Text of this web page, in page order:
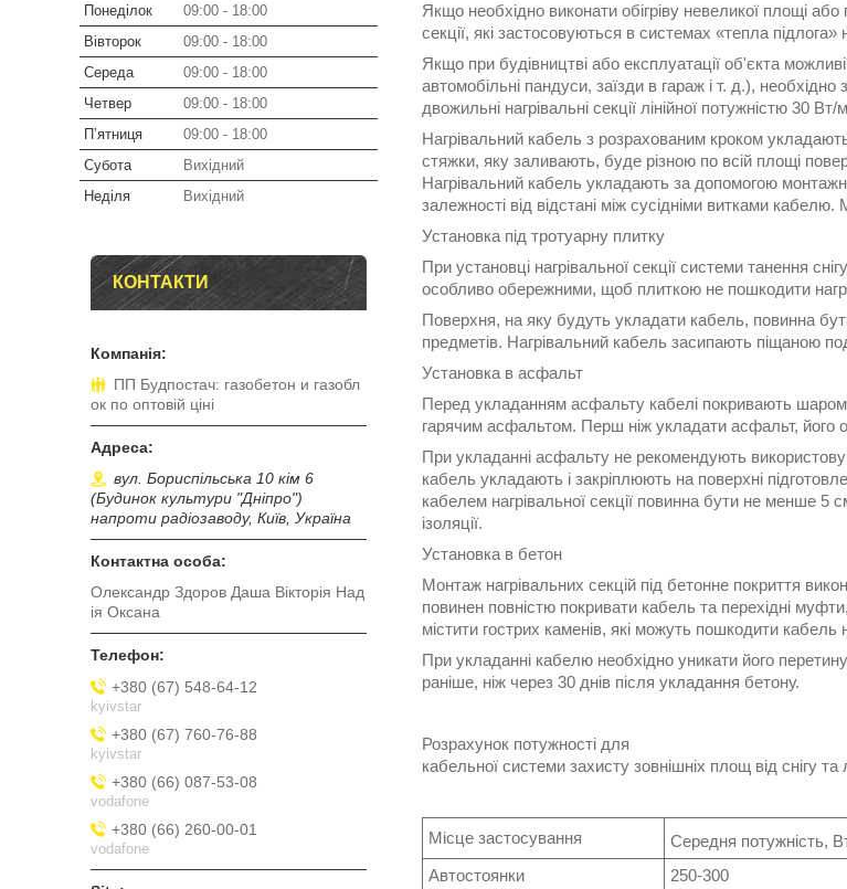
Якщо необхідно виконати обігріву невеликої площі
секції, які застосовуються в системах «тепла
Якщо при будівництві або експлуатації об'єкта
автомобільні пандуси, заїзди в гараж і т. д.), необхідно
двожильні нагрівальні секції лінійної потужністю 30
Нагрівальний кабель з розрахованим кроком
стяжки, яку заливають, буде різною по всій площі
Нагрівальний кабель укладають за допомогою
залежності від відстані між сусідніми витками
Установка під тротуарну плитку
При установці нагрівальної секції системи танення
особливо обережними, щоб плиткою не пошкодити
Поверхня, на яку будуть укладати кабель, повинна
предметів. Нагрівальний кабель засипають піщаною
Установка в асфальт
Перед укладанням асфальту кабелі покривають
гарячим асфальтом. Перш ніж укладати асфальт,
При укладанні асфальту не рекомендують
кабель укладають і закріплюють на поверхні
кабелем нагрівальної секції повинна бути не менше 5
ізоляції.
Установка в бетон
Монтаж нагрівальних секцій під бетонне покриття
повинен повністю покривати кабель та перехідні
містити гострих каменів, які можуть пошкодити кабель
При укладанні кабелю необхідно уникати його
раніше, ніж через 30 днів після укладання бетону.
Розрахунок потужності для
кабельної системи захисту зовнішніх площ від снігу та
Місце застосування Середня потужність,
Автостоянки
250-300
Понеділок 09:00
18:00
Вівторок
09:00
18:00
Середа
09:00
18:00
Четвер
09:00
18:00
Пʼятниця
09:00
18:00
Субота
Вихідний
Неділя
Вихідний
КОНТАКТИ
ПП Будпостач: газобетон и газобл
ок по оптовій ціні
вул. Бориспільська 10 кім 6
(Будинок культури "Дніпро")
напроти радіозаводу, Київ, Україна
Олександр Здоров Даша Вікторія Над
ія Оксана
+380 (67) 548-64-12
kyivstar
+380 (67) 760-76-88
kyivstar
+380 (66) 087-53-08
vodafone
+380 (66) 260-00-01
vodafone